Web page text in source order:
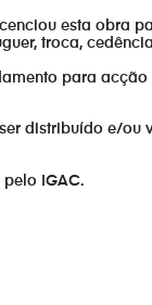
esta obra
troca,
para
distribuído e/
IGAC.